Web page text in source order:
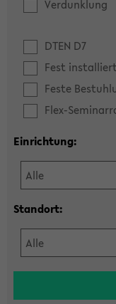
Verdunklung
DTEN D7
Fest
Feste
Flex-
Einrichtung:
Standort: